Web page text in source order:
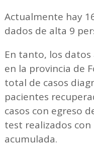
Actualmente hay
dados de alta 9
En tanto, los
en la provincia de
total de casos
pacientes
casos con egreso
test realizados
acumulada.